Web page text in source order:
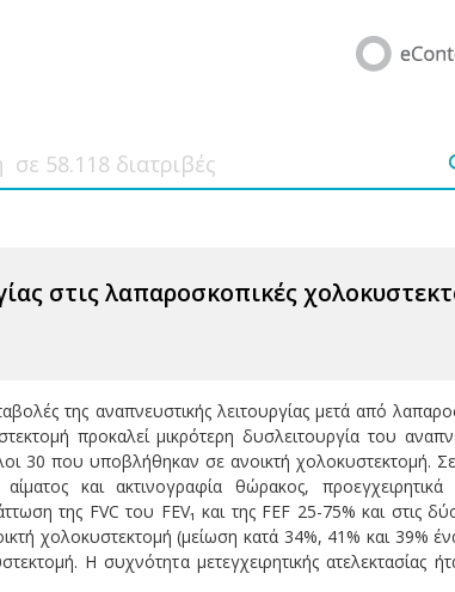
στις λαπαροσκοπικές
της αναπνευστικής λειτουργίας μετά από
προκαλεί μικρότερη δυσλειτουργία του
30 που υποβλήθηκαν σε ανοικτή χολοκυστεκτομή.
και ακτινογραφία θώρακος, προεγχειρητικά
της FVC του FEV₁ και της FEF 25-75% και
χολοκυστεκτομή (μείωση κατά 34%, 41% και 39%
Η συχνότητα μετεγχειρητικής ατελεκτασίας